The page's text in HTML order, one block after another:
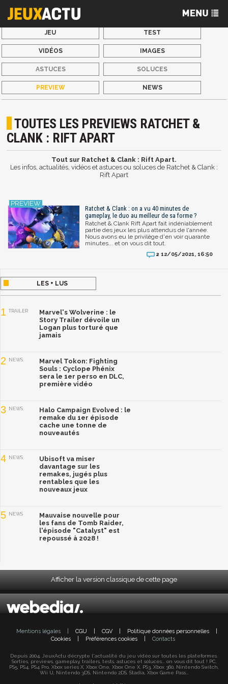
JEU TEST
VIDÉOS IMAGES
ASTUCES SOLUCES
PREVIEW NEWS
TOUTES LES PREVIEWS RATCHET &
CLANK : RIFT APART
Tout sur Ratchet & Clank : Rift Apart.
Les infos, actualités, vidéos et astuces ou soluces de Ratchet & Clank :
Rift Apart
Ratchet & Clank : on a vu 40 minutes de
gameplay, le duo au meilleur de sa forme ?
Ratchet & Clank Rift Apart fait indéniablement
partie des jeux les plus attendus de l'année.
Nous avons eu le privilège d'en voir quarante
minutes... et on vous dit tout.
2 12/05/2021, 16:50
LES + LUS
1 TRAILER
Marvel's Wolverine : le
Story Trailer dévoile un
Logan plus torturé que
jamais
2 NEWS
Marvel Tokon: Fighting
Souls : Cyclope Phénix
sera le 1er perso en DLC,
première vidéo
3 NEWS
Halo Campaign Evolved : le
remake du 1er épisode
cache une tonne de
nouveautés
4 NEWS
Ubisoft va miser
davantage sur les
remakes, jugés plus
rentables que les
nouveaux jeux
5 NEWS
Mauvaise nouvelle pour
les fans de Tomb Raider,
l'épisode "Catalyst" est
repoussé à 2028 !
Afficher la version classique de cette page
Mentions légales CGU CGV Politique données personnelles
Cookies
Préférences cookies Contacts
Depuis 2004, JeuxActu décrypte l'actualité du jeu vidéo sur toutes les plateformes.
Sorties, previews, gameplay, trailers, tests, astuces et soluces... on vous dit tout ! PC,
PS5, PS4, PS4 Pro, Xbox series X, Xbox One, Xbox One X, PS3, Xbox 360, Nintendo Switch,
Wii U, Nintendo 3DS, Nintendo 2DS, Stadia, Xbox Game Pass...